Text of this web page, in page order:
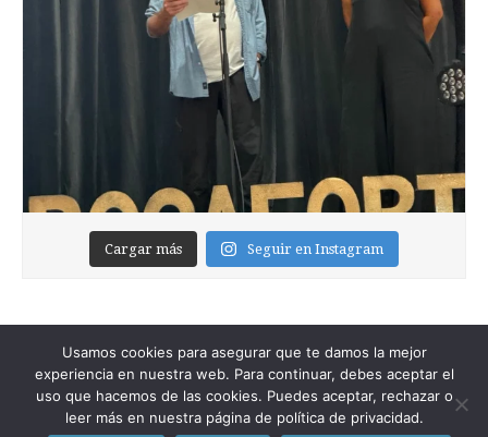
Cargar más Seguir en Instagram
Copyright © 2026 Foixblog . All Rights Reserved.
Usamos cookies para asegurar que te damos la mejor
experiencia en nuestra web. Para continuar, debes aceptar el
uso que hacemos de las cookies. Puedes aceptar, rechazar o
leer más en nuestra página de política de privacidad.